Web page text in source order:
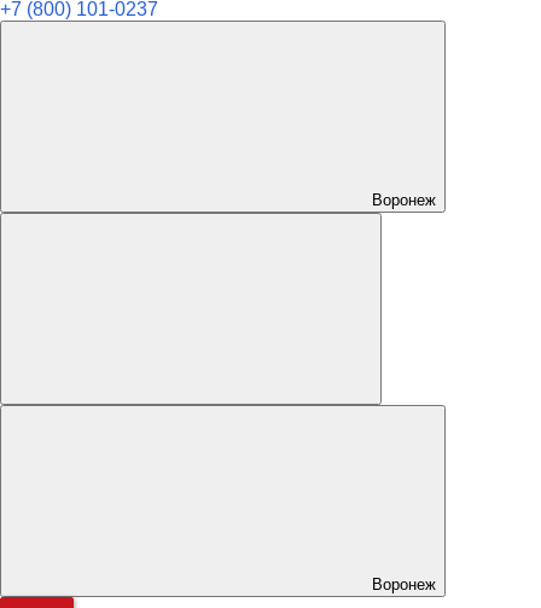
+7 (800) 101-0237
Воронеж
Воронеж